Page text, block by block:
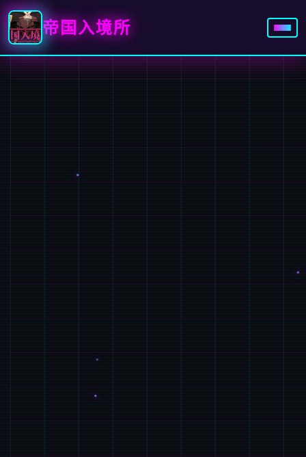
帝国入境所